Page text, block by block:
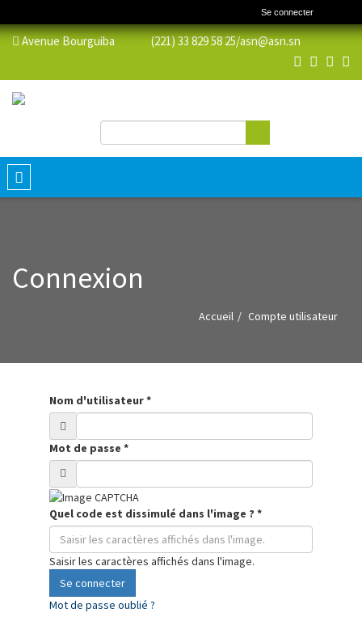
Se connecter
Avenue Bourguiba (221) 33 829 58 25/asn@asn.sn
Formulaire de recherche
Toggle
navigation
Connexion
Accueil Compte utilisateur
Nom d'utilisateur*
Mot de passe *
Quel code est dissimulé dans l'image ? *
Saisir les caractères affichés dans l'image.
Se connecter
Mot de passe oublié ?